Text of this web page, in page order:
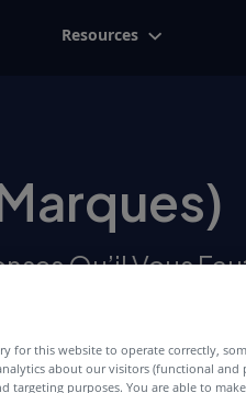
Resources
Qu’il Vous
for this website to operate correctly,
about our visitors (functional and
targeting purposes. You are able to